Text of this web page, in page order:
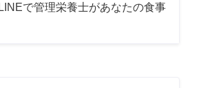
で管理栄養士があなたの食事